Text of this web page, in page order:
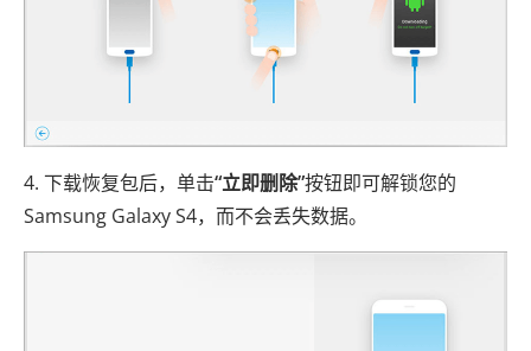
4. 下载恢复包后，单击“立即删除”按钮即可解锁您的
Samsung Galaxy S4，而不会丢失数据。